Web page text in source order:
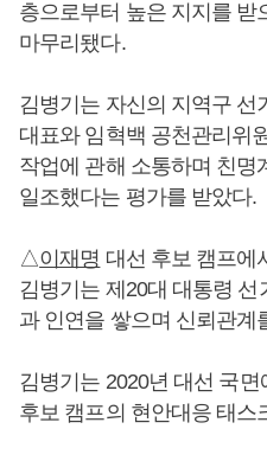
층으로부터 높은 지지를
마무리됐다.
김병기는 자신의 지역구 선
대표와 임혁백 공천관리위
작업에 관해 소통하며 친명
일조했다는 평가를 받았다.
△이재명 대선 후보 캠프에
김병기는 제20대 대통령 선
과 인연을 쌓으며 신뢰관계
김병기는 2020년 대선 국면
후보 캠프의 현안대응 태스